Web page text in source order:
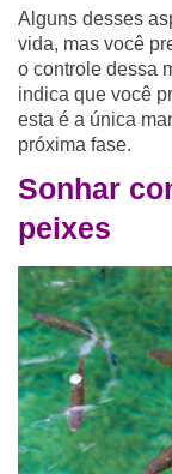
Alguns desses
vida, mas você
o controle dessa
indica que você
esta é a única
próxima fase.
Sonhar
peixes